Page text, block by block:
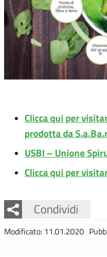
Clicca qui per
prodotta da
USBI – Unione
Clicca qui per
Condividi
Facebook
Twitter
Whatsapp
Modificato: 11.01.2020